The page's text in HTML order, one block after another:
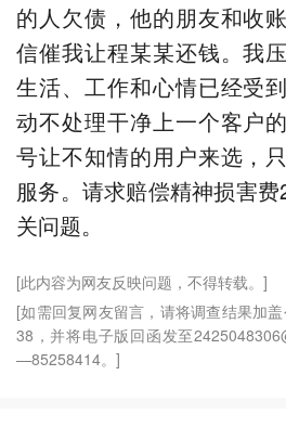
的人欠债，他的朋友和收
信催我让程某某还钱。我
生活、工作和心情已经受
动不处理干净上一个客户
号让不知情的用户来选，
服务。请求赔偿精神损害
关问题。
[此内容为网友反映问题，不得转载。]
[如需回复网友留言，请将调查结果加
38，并将电子版回函发至
—85258414。]